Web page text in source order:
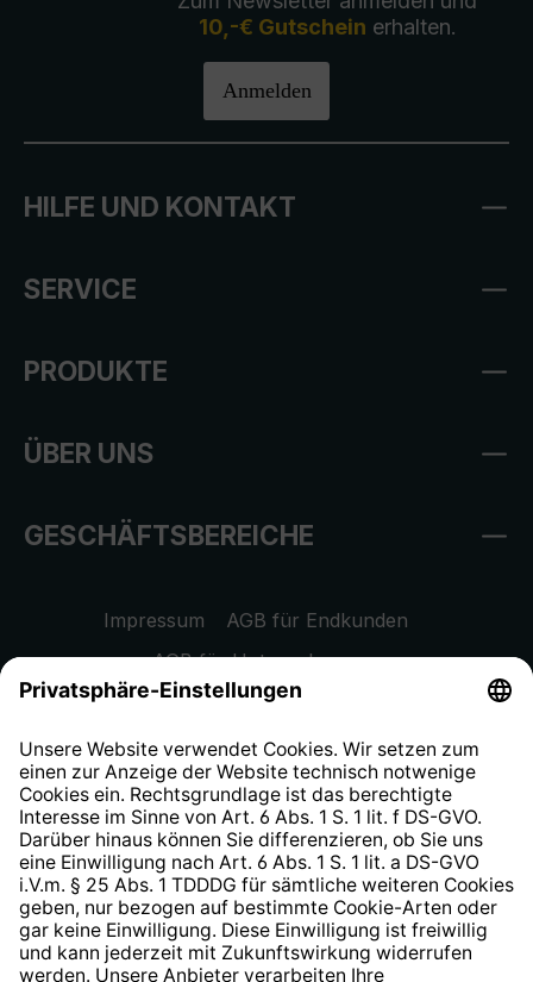
10,-€ Gutschein erhalten.
Anmelden
HILFE UND KONTAKT
SERVICE
PRODUKTE
ÜBER UNS
GESCHÄFTSBEREICHE
Impressum
AGB für Endkunden
AGB für Unternehmen
Datenschutzhinweis
Widerrufsrecht
Hinweisgeberschutzsystem
Barrierefreiheit